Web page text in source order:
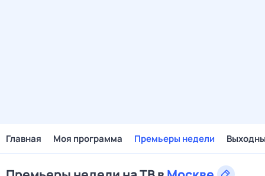
Главная Моя программа Премьеры недели